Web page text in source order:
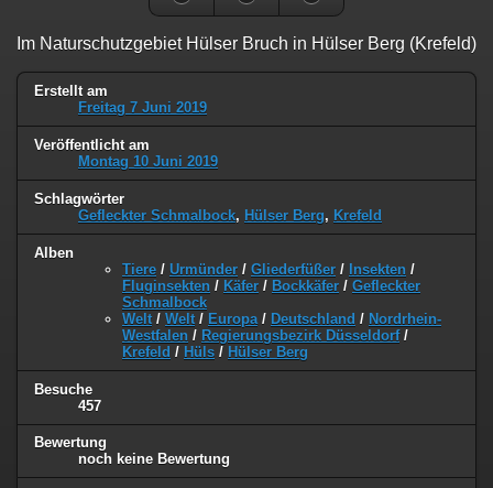
Im Naturschutzgebiet Hülser Bruch in Hülser Berg (Krefeld)
Erstellt am
Freitag 7 Juni 2019
Veröffentlicht am
Montag 10 Juni 2019
Schlagwörter
Gefleckter Schmalbock, Hülser Berg, Krefeld
Alben
Tiere / Urmünder / Gliederfüßer / Insekten /
Fluginsekten / Käfer / Bockkäfer / Gefleckter
Schmalbock
Welt / Welt / Europa / Deutschland / Nordrhein-
Westfalen / Regierungsbezirk Düsseldorf/
Krefeld / Hüls / Hülser Berg
Besuche
457
Bewertung
noch keine Bewertung